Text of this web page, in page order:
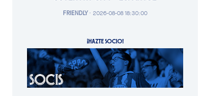
FRIENDLY· 2026-08-08 18:30:00
¡HAZTE SOCIO!